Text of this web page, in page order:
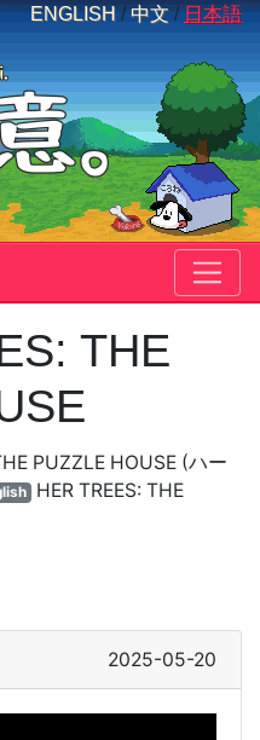
ENGLISH / 中文 / 日本語
THE
PUZZLE HOUSE (ハー
HER TREES: THE
2025-05-20